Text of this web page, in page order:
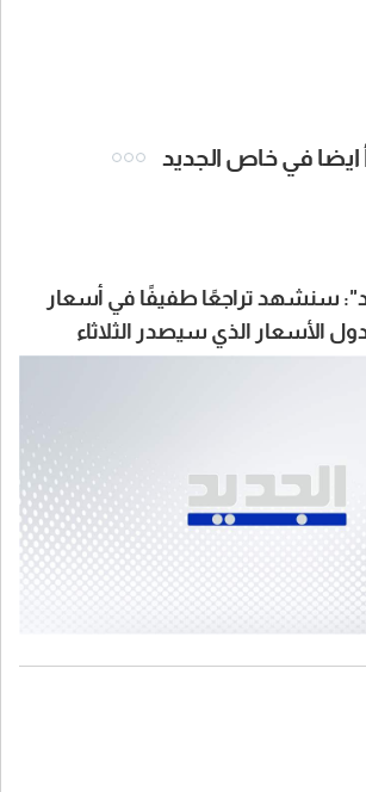
ايضا في خاص الجديد
سنشهد تراجعًا طفيفًا في أسعار
الأسعار الذي سيصدر الثلاثاء